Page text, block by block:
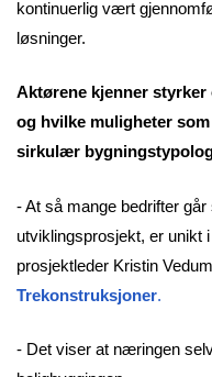
kontinuerlig vært
løsninger.
Aktørene kjenner styrker
og hvilke muligheter
sirkulær
- At så mange bedrifter
utviklingsprosjekt, er unikt
prosjektleder Kristin
Trekonstruksjoner.
- Det viser at næringen